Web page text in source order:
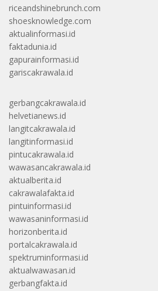
riceandshinebrunch.com
shoesknowledge.com
aktualinformasi.id
faktadunia.id
gapurainformasi.id
gariscakrawala.id
gerbangcakrawala.id
helvetianews.id
langitcakrawala.id
langitinformasi.id
pintucakrawala.id
wawasancakrawala.id
aktualberita.id
cakrawalafakta.id
pintuinformasi.id
wawasaninformasi.id
horizonberita.id
portalcakrawala.id
spektruminformasi.id
aktualwawasan.id
gerbangfakta.id